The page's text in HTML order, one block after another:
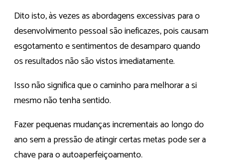
Dito isto, às vezes as abordagens excessivas para o
desenvolvimento pessoal são ineficazes, pois causam
esgotamento e sentimentos de desamparo quando
os resultados não são vistos imediatamente.
Isso não significa que o caminho para melhorar a si
mesmo não tenha sentido.
Fazer pequenas mudanças incrementais ao longo do
ano sem a pressão de atingir certas metas pode ser a
chave para o autoaperfeiçoamento.